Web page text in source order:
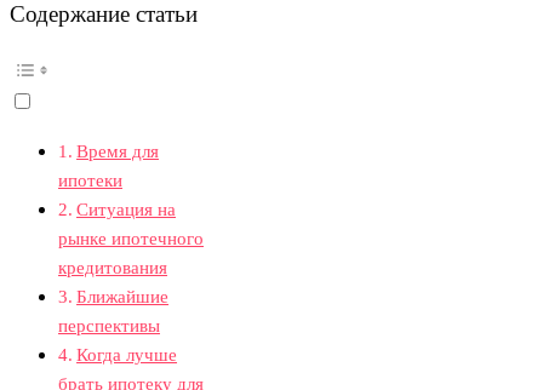
Содержание статьи
Время для
ипотеки
Ситуация на
рынке ипотечного
кредитования
Ближайшие
перспективы
Когда лучше
брать ипотеку для